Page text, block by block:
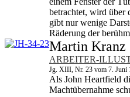
betrachtet, wird über
gibt nur wenige
Räderung der
Martin Kranz
ARBEITER-
Jg. XIII, Nr. 23 vom 7. Juni
Als John Heartfield
Machtübernahme